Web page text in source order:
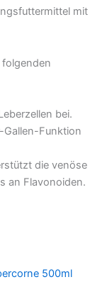
mit
bei.
Gallen-Funktion
die venöse
an Flavonoiden.
500ml